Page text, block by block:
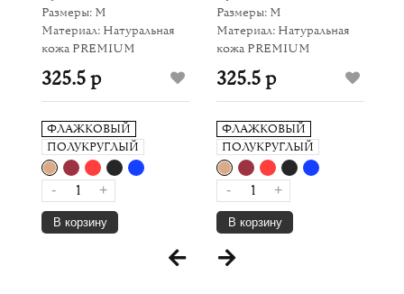
Размеры: M
Материал: Натуральная
кожа PREMIUM
325.5 р
ФЛАЖКОВЫЙ
ПОЛУКРУГЛЫЙ
- +
В корзину
Размеры: M
Материал: Натуральная
кожа PREMIUM
325.5 р
ФЛАЖКОВЫЙ
ПОЛУКРУГЛЫЙ
- +
В корзину